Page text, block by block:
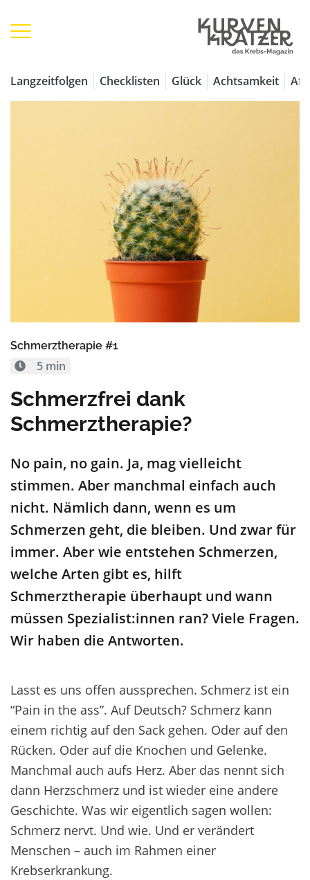
Langzeitfolgen Checklisten Glück Achtsamkeit
Schmerztherapie #1
5 min
Schmerzfrei dank
Schmerztherapie?
No pain, no gain. Ja, mag vielleicht
stimmen. Aber manchmal einfach auch
nicht. Nämlich dann, wenn es um
Schmerzen geht, die bleiben. Und zwar für
immer. Aber wie entstehen Schmerzen,
welche Arten gibt es, hilft
Schmerztherapie überhaupt und wann
müssen Spezialist:innen ran? Viele Fragen.
Wir haben die Antworten.
Lasst es uns offen aussprechen. Schmerz ist ein
“Pain in the ass”. Auf Deutsch? Schmerz kann
einem richtig auf den Sack gehen. Oder auf den
Rücken. Oder auf die Knochen und Gelenke.
Manchmal auch aufs Herz. Aber das nennt sich
dann Herzschmerz und ist wieder eine andere
Geschichte. Was wir eigentlich sagen wollen:
Schmerz nervt. Und wie. Und er verändert
Menschen – auch im Rahmen einer
Krebserkrankung.